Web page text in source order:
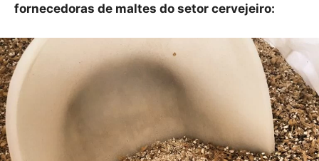
fornecedoras de maltes do setor cervejeiro: